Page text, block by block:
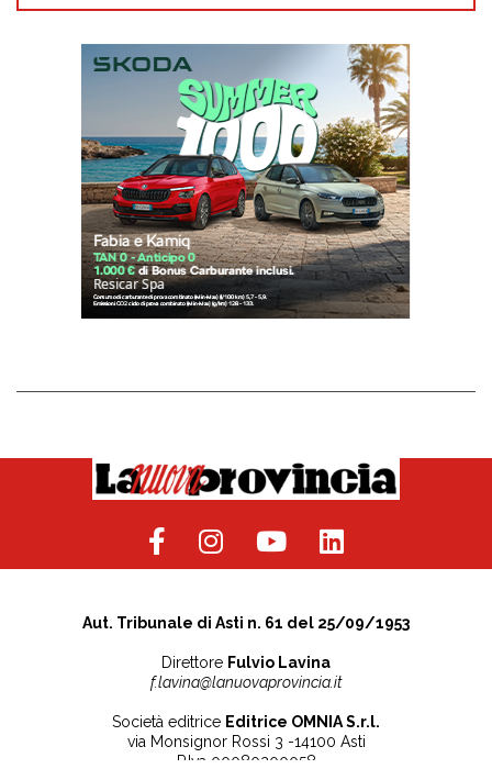
Aut. Tribunale di Asti n. 61 del 25/09/1953
Direttore Fulvio Lavina
f.lavina@lanuovaprovincia.it
Società editrice Editrice OMNIA S.r.l.
via Monsignor Rossi 3 -14100 Asti
P.Iva 00080200058